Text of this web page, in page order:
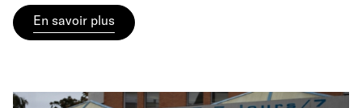
En savoir plus